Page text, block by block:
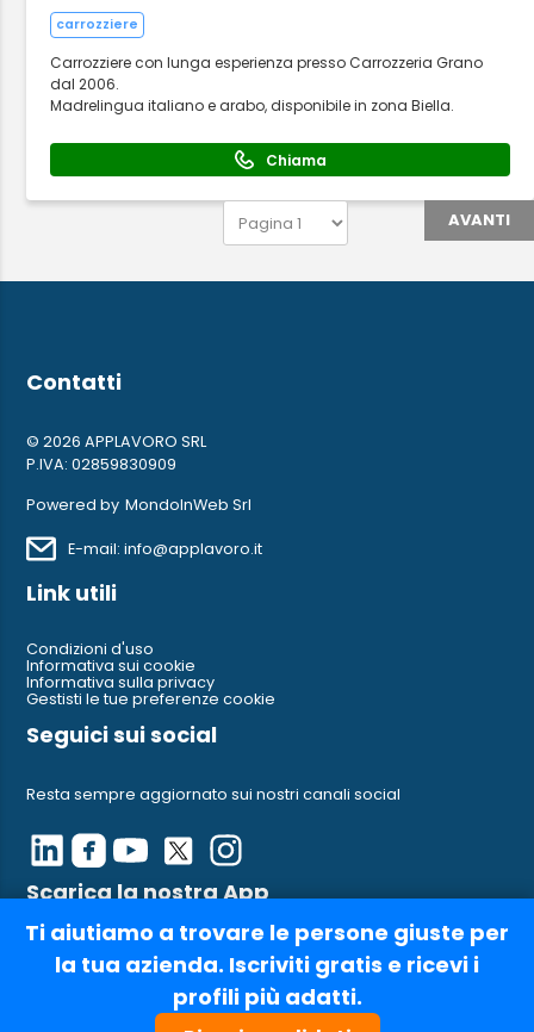
carrozziere
Carrozziere con lunga esperienza presso Carrozzeria Grano
dal 2006.
Madrelingua italiano e arabo, disponibile in zona Biella.
Chiama
AVANTI
Ti aiutiamo a trovare le persone giuste per
la tua azienda. Iscriviti gratis e ricevi i
profili più adatti.
Contatti
© 2026 APPLAVORO SRL
P.IVA: 02859830909
Powered by MondoInWeb Srl
E-mail: info@applavoro.it
Link utili
Condizioni d'uso
Informativa sui cookie
Informativa sulla privacy
Gestisti le tue preferenze cookie
Seguici sui social
Resta sempre aggiornato sui nostri canali social
Scarica la nostra App
Ci trovi anche su AppleStore e su Google Play